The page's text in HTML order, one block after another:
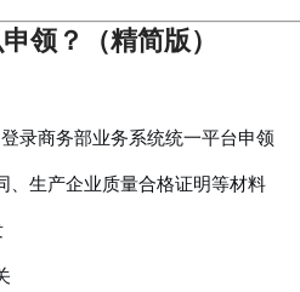
领？（精简版）
登录商务部业务系统统一平台申领
、生产企业质量合格证明等材料